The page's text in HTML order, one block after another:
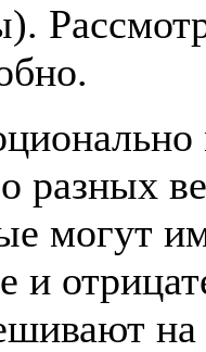
разных
могут
и
на